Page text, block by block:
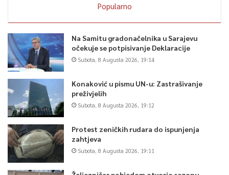
Popularno
Na Samitu gradonačelnika u Sarajevu
očekuje se potpisivanje Deklaracije
Subota, 8 Augusta 2026, 19:14
Konaković u pismu UN-u: Zastrašivanje
preživjelih
Subota, 8 Augusta 2026, 19:12
Protest zeničkih rudara do ispunjenja
zahtjeva
Subota, 8 Augusta 2026, 19:11